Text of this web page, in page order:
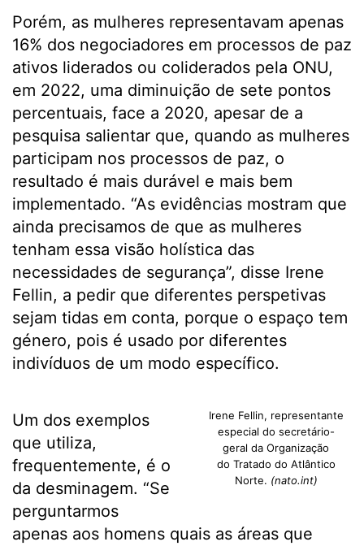
Porém, as mulheres representavam apenas
16% dos negociadores em processos de paz
ativos liderados ou coliderados pela ONU,
em 2022, uma diminuição de sete pontos
percentuais, face a 2020, apesar de a
pesquisa salientar que, quando as mulheres
participam nos processos de paz, o
resultado é mais durável e mais bem
implementado. “As evidências mostram que
ainda precisamos de que as mulheres
tenham essa visão holística das
necessidades de segurança”, disse Irene
Fellin, a pedir que diferentes perspetivas
sejam tidas em conta, porque o espaço tem
género, pois é usado por diferentes
indivíduos de um modo específico.
Irene Fellin, representante
especial do secretário-
geral da Organização
do Tratado do Atlântico
Norte. (nato.int)
Um dos exemplos
que utiliza,
frequentemente, é o
da desminagem. “Se
perguntarmos
apenas aos homens quais as áreas que